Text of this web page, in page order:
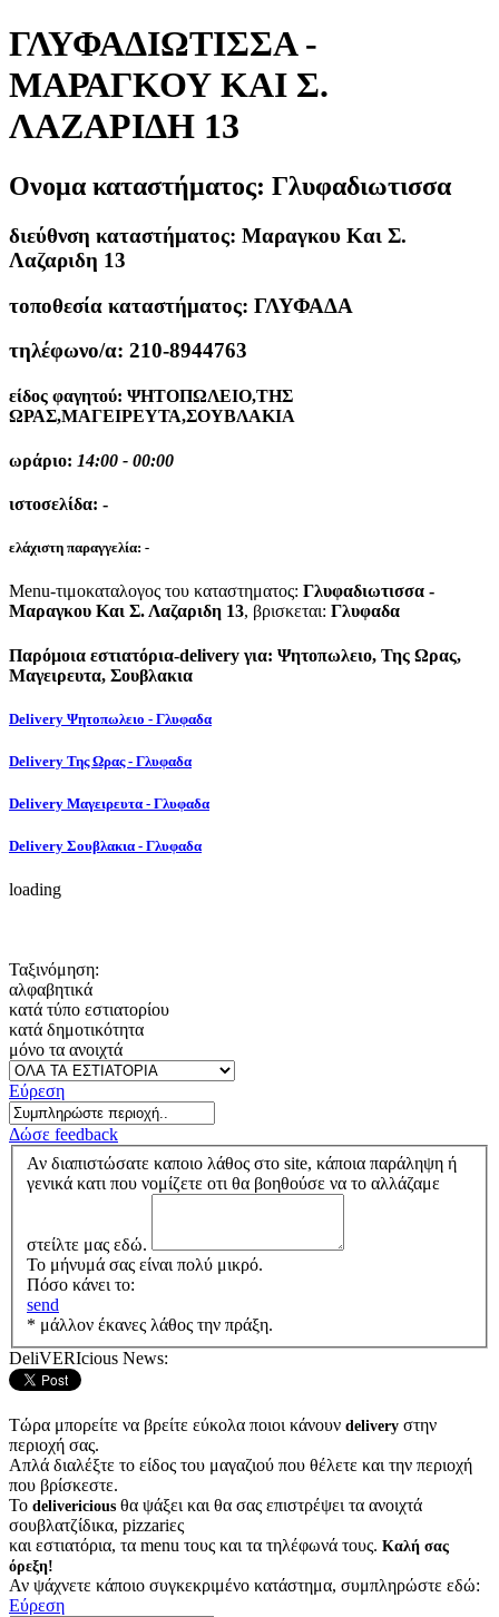
ΓΛΥΦΑΔΙΩΤΙΣΣΑ -
ΜΑΡΑΓΚΟΥ ΚΑΙ Σ.
ΛΑΖΑΡΙΔΗ 13
Ονομα καταστήματος: Γλυφαδιωτισσα
διεύθνση καταστήματος: Μαραγκου Και Σ.
Λαζαριδη 13
τοποθεσία καταστήματος: ΓΛΥΦΑΔΑ
τηλέφωνο/α: 210-8944763
είδος φαγητού: ΨΗΤΟΠΩΛΕΙΟ,ΤΗΣ
ΩΡΑΣ,ΜΑΓΕΙΡΕΥΤΑ,ΣΟΥΒΛΑΚΙΑ
ωράριο: 14:00 - 00:00
ιστοσελίδα: -
ελάχιστη παραγγελία: -
Menu-τιμοκαταλογος του καταστηματος: Γλυφαδιωτισσα -
Μαραγκου Και Σ. Λαζαριδη 13, βρισκεται: Γλυφαδα
Παρόμοια εστιατόρια-delivery για: Ψητοπωλειο, Της Ωρας,
Μαγειρευτα, Σουβλακια
Delivery Ψητοπωλειο - Γλυφαδα
Delivery Της Ωρας - Γλυφαδα
Delivery Μαγειρευτα - Γλυφαδα
Delivery Σουβλακια - Γλυφαδα
loading
Ταξινόμηση:
αλφαβητικά
κατά τύπο εστιατορίου
κατά δημοτικότητα
μόνο τα ανοιχτά
Εύρεση
Δώσε feedback
Αν διαπιστώσατε καποιο λάθος στο site, κάποια παράληψη ή
γενικά κατι που νομίζετε οτι θα βοηθούσε να το αλλάζαμε
στείλτε μας εδώ.
Το μήνυμά σας είναι πολύ μικρό.
Πόσο κάνει το:
send
* μάλλον έκανες λάθος την πράξη.
DeliVERIcious News:
Τώρα μπορείτε να βρείτε εύκολα ποιοι κάνουν delivery στην
περιοχή σας.
Απλά διαλέξτε το είδος του μαγαζιού που θέλετε και την περιοχή
που βρίσκεστε.
Το delivericious θα ψάξει και θα σας επιστρέψει τα ανοιχτά
σουβλατζίδικα, pizzariες
και εστιατόρια, τα menu τους και τα τηλέφωνά τους. Καλή σας
όρεξη!
Αν ψάχνετε κάποιο συγκεκριμένο κατάστημα, συμπληρώστε εδώ:
Εύρεση